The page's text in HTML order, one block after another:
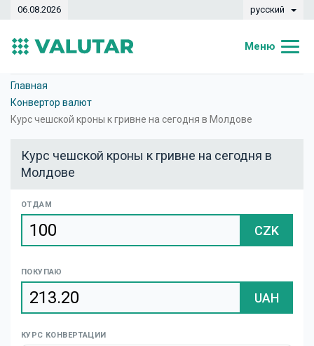
06.08.2026 русский
Меню
Курсы валют
Новости
Главная
Конвертор валют
Курс чешской кроны к гривне на сегодня в Молдове
Курс чешской кроны к гривне на сегодня в
Молдове
ОТДАМ
CZK
ПОКУПАЮ
UAH
КУРС КОНВЕРТАЦИИ